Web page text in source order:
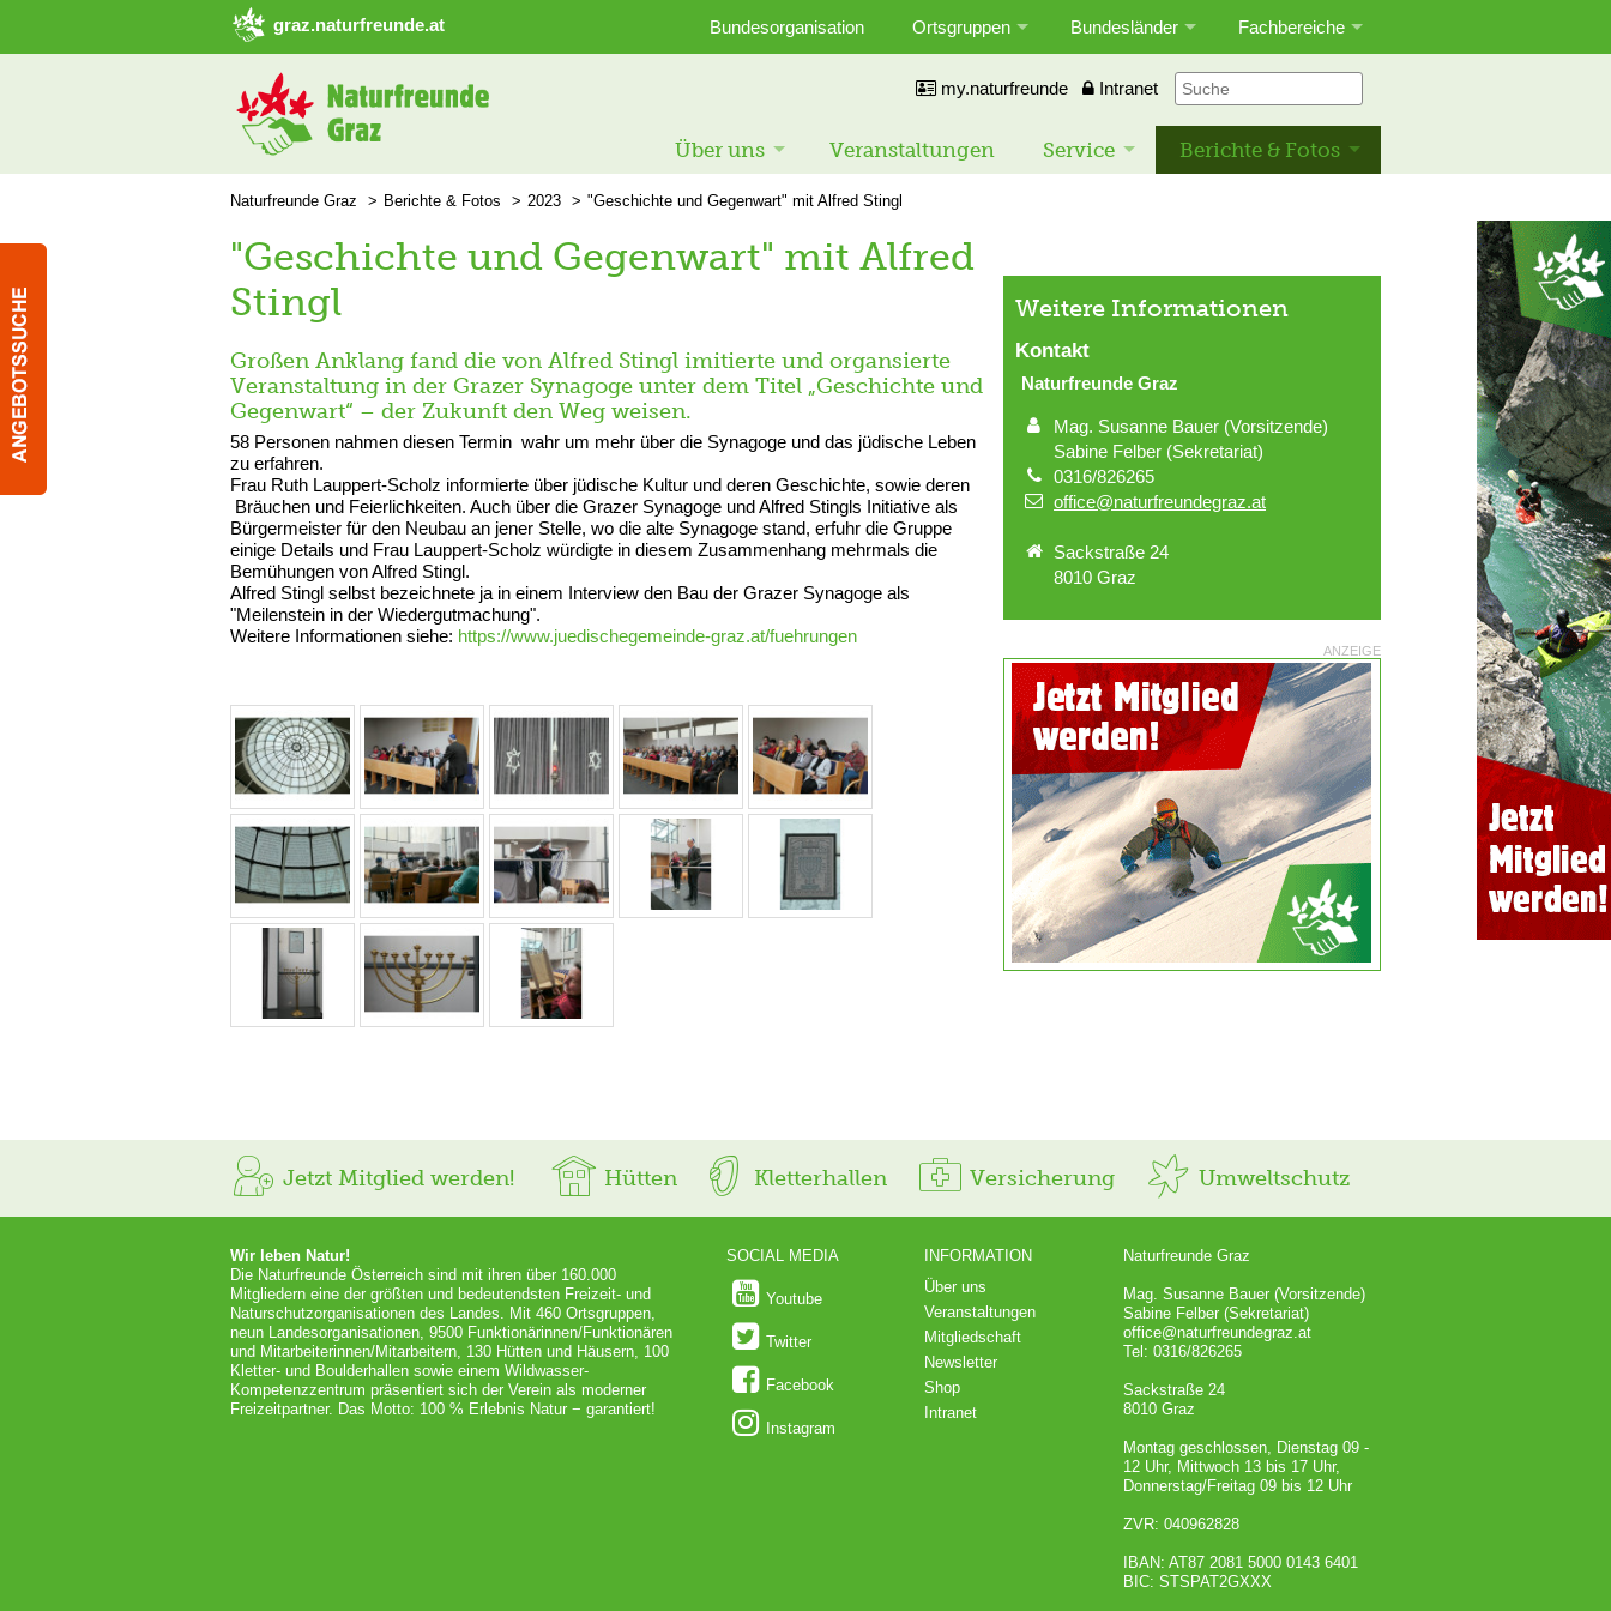
➜ Hauptregion der Seite anspringen
graz.naturfreunde.at Bundesorganisation Ortsgruppen Bundesländer Fachbereiche
my.naturfreunde Intranet
Über uns Veranstaltungen Service Berichte & Fotos
Naturfreunde Graz Berichte & Fotos 2023 "Geschichte und Gegenwart" mit Alfred Stingl
"Geschichte und Gegenwart" mit Alfred
Stingl
Großen Anklang fand die von Alfred Stingl imitierte und organsierte
Veranstaltung in der Grazer Synagoge unter dem Titel „Geschichte und
Gegenwart“ – der Zukunft den Weg weisen.
58 Personen nahmen diesen Termin wahr um mehr über die Synagoge und das jüdische Leben
zu erfahren.
Frau Ruth Lauppert-Scholz informierte über jüdische Kultur und deren Geschichte, sowie deren
Bräuchen und Feierlichkeiten. Auch über die Grazer Synagoge und Alfred Stingls Initiative als
Bürgermeister für den Neubau an jener Stelle, wo die alte Synagoge stand, erfuhr die Gruppe
einige Details und Frau Lauppert-Scholz würdigte in diesem Zusammenhang mehrmals die
Bemühungen von Alfred Stingl.
Alfred Stingl selbst bezeichnete ja in einem Interview den Bau der Grazer Synagoge als
"Meilenstein in der Wiedergutmachung".
Weitere Informationen siehe: https://www.juedischegemeinde-graz.at/fuehrungen
Weitere Informationen
Kontakt
Naturfreunde Graz
Mag. Susanne Bauer (Vorsitzende)
Sabine Felber (Sekretariat)
0316/826265
office@naturfreundegraz.at
Sackstraße 24
8010 Graz
ANZEIGE
Jetzt Mitglied werden! Hütten Kletterhallen Versicherung Umweltschutz
Wir leben Natur!
Die Naturfreunde Österreich sind mit ihren über 160.000
Mitgliedern eine der größten und bedeutendsten Freizeit- und
Naturschutzorganisationen des Landes. Mit 460 Ortsgruppen,
neun Landesorganisationen, 9500 Funktionärinnen/Funktionären
und Mitarbeiterinnen/Mitarbeitern, 130 Hütten und Häusern, 100
Kletter- und Boulderhallen sowie einem Wildwasser-
Kompetenzzentrum präsentiert sich der Verein als moderner
Freizeitpartner. Das Motto: 100 % Erlebnis Natur − garantiert!
SOCIAL MEDIA
Youtube
Twitter
Facebook
Instagram
INFORMATION
Über uns
Veranstaltungen
Mitgliedschaft
Newsletter
Shop
Intranet
Naturfreunde Graz
Mag. Susanne Bauer (Vorsitzende)
Sabine Felber (Sekretariat)
office@naturfreundegraz.at
Tel: 0316/826265
Sackstraße 24
8010 Graz
Montag geschlossen, Dienstag 09 -
12 Uhr, Mittwoch 13 bis 17 Uhr,
Donnerstag/Freitag 09 bis 12 Uhr
ZVR: 040962828
IBAN: AT87 2081 5000 0143 6401
BIC: STSPAT2GXXX